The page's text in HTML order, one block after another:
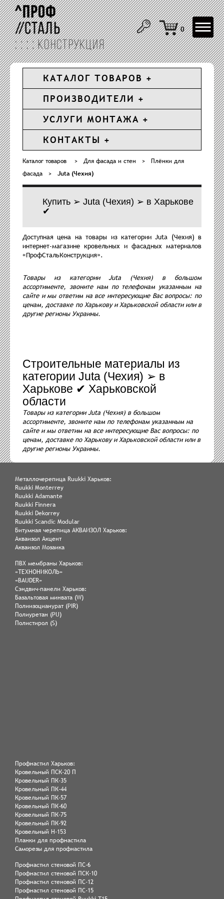
Toggle
0
КАТАЛОГ ТОВАРОВ
ПРОИЗВОДИТЕЛИ
УСЛУГИ МОНТАЖА
КОНТАКТЫ
Каталог товаров > Для фасада и стен >
Плёнки для
фасада
> Juta (Чехия)
Купить ➢ Juta (Чехия) ➢ в Харькове
✔
Доступная цена на товары из категории Juta (Чехия) в
интернет-магазине кровельных и фасадных материалов
«ПрофСтальКонструкция».
Товары из категории Juta (Чехия) в большом
ассортименте, звоните нам по телефонам указанным на
сайте и мы ответим на все интересующие Вас вопросы: по
ценам, доставке по Харькову и Харьковской области или в
другие регионы Украины.
Строительные материалы из
категории Juta (Чехия) ➢ в
Харькове ✔ Харьковской
области
Товары из категории Juta (Чехия) в большом
ассортименте, звоните нам по телефонам указанным на
сайте и мы ответим на все интересующие Вас вопросы: по
ценам, доставке по Харькову и Харьковской области или в
другие регионы Украины.
Металлочерепица Ruukki Харьков:
Ruukki Monterrey
Ruukki Adamante
Ruukki Finnera
Ruukki Dekorrey
Ruukki Scandic Modular
Битумная черепица АКВАИЗОЛ Харьков:
Акваизол Акцент
Акваизол Мозаика
ПВХ мембраны Харьков:
«ТЕХНОНИКОЛЬ»
«BAUDER»
Сэндвич-панели Харьков:
Базальтовая минвата (W)
Полиизоцианурат (PIR)
Полиуретан (PU)
Полистирол (S)
Профнастил Харьков:
Кровельный ПСК-20 П
Кровельный ПК-35
Кровельный ПК-44
Кровельный ПК-57
Кровельный ПК-60
Кровельный ПК-75
Кровельный ПК-92
Кровельный Н-153
Планки для профнастила
Саморезы для профнастила
Профнастил стеновой ПС-6
Профнастил стеновой ПСК-10
Профнастил стеновой ПС-12
Профнастил стеновой ПС-15